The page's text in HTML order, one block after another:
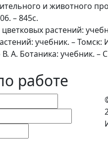
и животного
– 845с.
растений:
учебник. – Томск:
А. Ботаника: учебник. –
работе